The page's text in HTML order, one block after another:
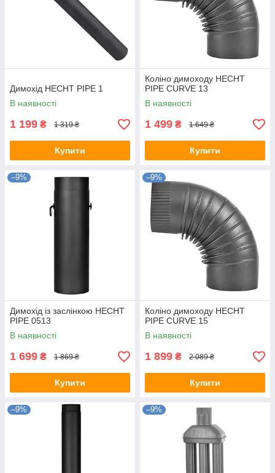
Димохід HECHT PIPE 1
В наявності
1 199 ₴ 1 319 ₴
Купити
Коліно димоходу HECHT
PIPE CURVE 13
В наявності
1 499 ₴ 1 649 ₴
Купити
–9%
Димохід із заслінкою HECHT
PIPE 0513
В наявності
1 699 ₴ 1 869 ₴
Купити
–9%
Коліно димоходу HECHT
PIPE CURVE 15
В наявності
1 899 ₴ 2 089 ₴
Купити
–9% –9%